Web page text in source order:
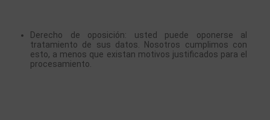
Derecho de oposición: usted puede oponerse al
tratamiento de sus datos. Nosotros cumplimos con
esto, a menos que existan motivos justificados para el
procesamiento.